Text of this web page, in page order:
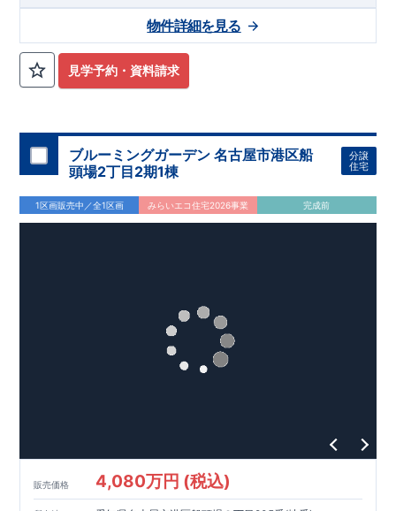
見学予約・資料請求
物件詳細を見る
ブルーミングガーデン 名古屋市港区船
頭場2丁目2期1棟
分譲
住宅
1区画販売中／全1区画 みらいエコ住宅2026事業 完成前
販売価格 4,080万円 (税込)